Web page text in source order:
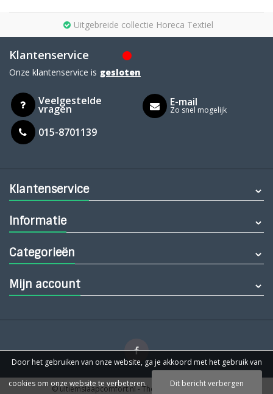
Uitgebreide collectie Horeca Textiel
Klantenservice
Onze klantenservice is gesloten
Veelgestelde
vragen
015-8701139
E-mail
Zo snel mogelijk
Klantenservice
Informatie
Categorieën
Mijn account
© ultiemslaapcomfort.nl- Theme byWebdinge.nl
Door het gebruiken van onze website, ga je akkoord met het gebruik van
cookies om onze website te verbeteren. Dit bericht verbergen